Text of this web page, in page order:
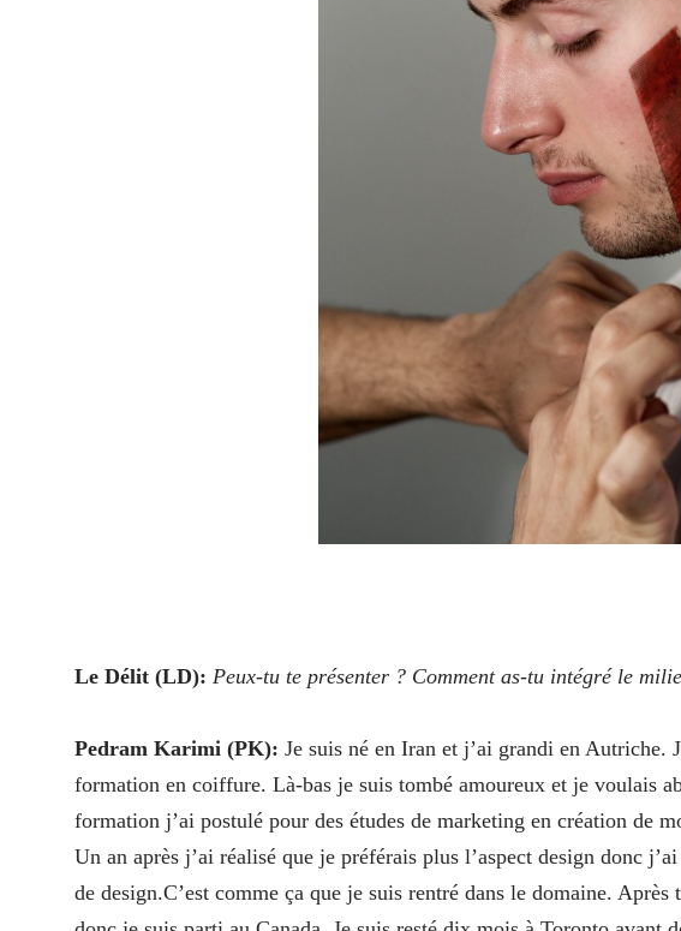
Le Délit (LD): Peux-tu te présenter ? Comment as-tu intégré le
Pedram Karimi (PK): Je suis né en Iran et j’ai grandi en Autriche.
formation en coiffure. Là-bas je suis tombé amoureux et je voulais
formation j’ai postulé pour des études de marketing en création de
Un an après j’ai réalisé que je préférais plus l’aspect design donc
de design.C’est comme ça que je suis rentré dans le domaine.